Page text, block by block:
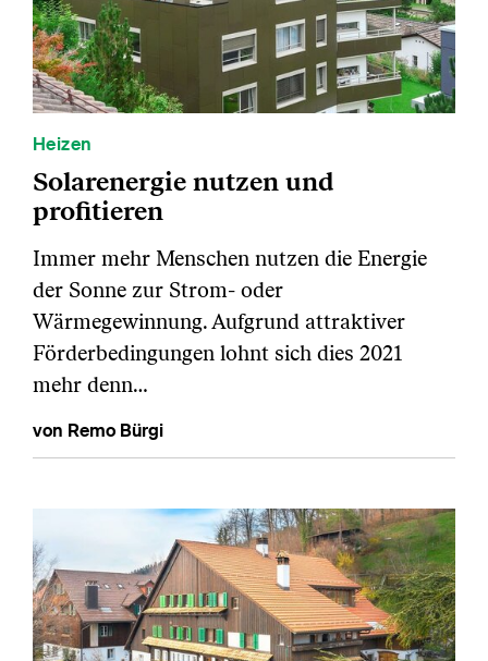
Heizen
Solarenergie nutzen und
profitieren
Immer mehr Menschen nutzen die Energie
der Sonne zur Strom- oder
Wärmegewinnung. Aufgrund attraktiver
Förderbedingungen lohnt sich dies 2021
mehr denn…
von Remo Bürgi